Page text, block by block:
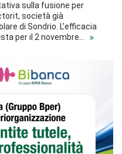
sulla fusione per
società già
di Sondrio. L’efficacia
per il 2 novembre…